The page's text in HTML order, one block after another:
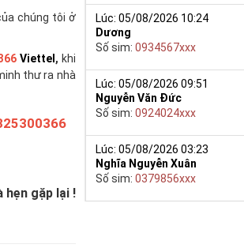
chúng tôi ở
Viettel , khi
thư ra nhà
hẹn gặp lại !
Lúc: 05/08/2026 10:24
Dương
Số sim:0934567xxx
Lúc: 05/08/2026 09:51
Nguyễn Văn Đức
Số sim:0924024xxx
Lúc: 05/08/2026 03:23
Nghĩa Nguyễn Xuân
Số sim:0379856xxx